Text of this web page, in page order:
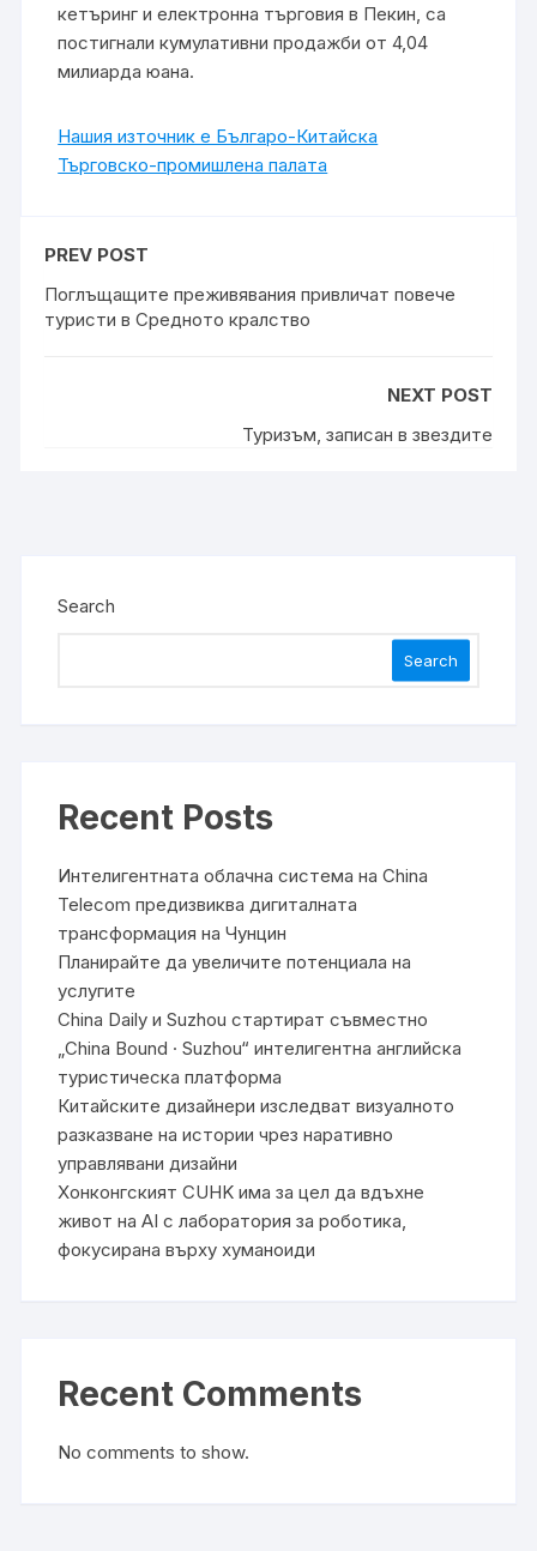
кетъринг и електронна търговия в Пекин, са
постигнали кумулативни продажби от 4,04
милиарда юана.
Нашия източник е Българо-Китайска
Търговско-промишлена палaта
PREV POST
Поглъщащите преживявания привличат повече
туристи в Средното кралство
NEXT POST
Туризъм, записан в звездите
Search
Search
Recent Posts
Интелигентната облачна система на China
Telecom предизвиква дигиталната
трансформация на Чунцин
Планирайте да увеличите потенциала на
услугите
China Daily и Suzhou стартират съвместно
„China Bound · Suzhou“ интелигентна английска
туристическа платформа
Китайските дизайнери изследват визуалното
разказване на истории чрез наративно
управлявани дизайни
Хонконгският CUHK има за цел да вдъхне
живот на AI с лаборатория за роботика,
фокусирана върху хуманоиди
Recent Comments
No comments to show.